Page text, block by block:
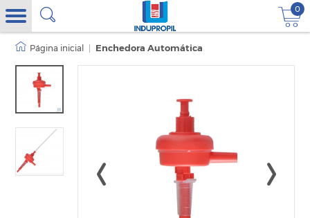
0
Enchedora Automática